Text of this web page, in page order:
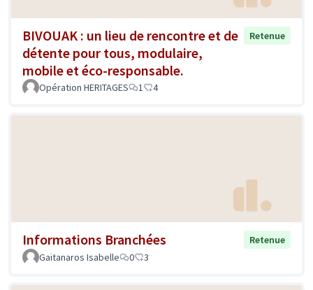
BIVOUAK : un lieu de rencontre et de
détente pour tous, modulaire,
mobile et éco-responsable.
Retenue
Opération HERITAGES 1 4
Informations Branchées
Retenue
Gaitanaros Isabelle
0 3